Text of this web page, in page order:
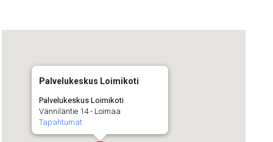
Palvelukeskus Loimikoti
Palvelukeskus Loimikoti
Vänniläntie 14 - Loimaa
Tapahtumat